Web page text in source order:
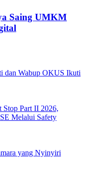
Saing UMKM
dan Wabup OKUS Ikuti
Stop Part II 2026,
Melalui Safety
yang Nyinyiri